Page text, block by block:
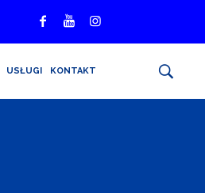
USŁUGI KONTAKT